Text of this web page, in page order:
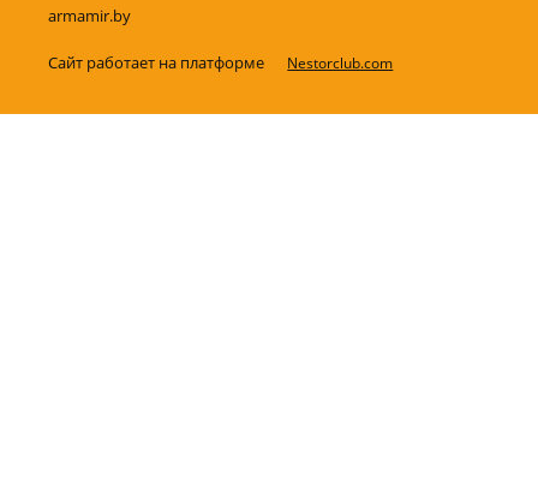
armamir.by
Сайт работает на платформе Nestorclub.com